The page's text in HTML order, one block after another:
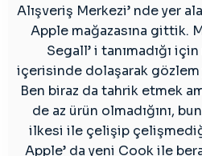
Alışveriş Merkezi’ nde yer
Apple mağazasına gittik.
Segall’ i tanımadığı
içerisinde dolaşarak gözlem
Ben biraz da tahrik etmek
de az ürün olmadığını,
ilkesi ile çelişip
Apple’ da yeni Cook ile